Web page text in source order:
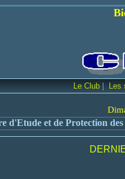
sur
Le Club | Les
d'Etude et de Protection